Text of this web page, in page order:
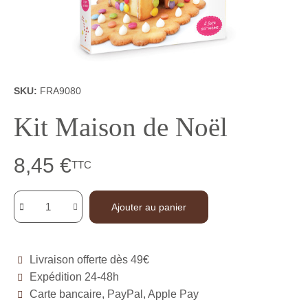
SKU FRA9080
Kit Maison de Noël
8,45 €TTC
Ajouter au panier
Livraison offerte dès 49€
Expédition 24-48h
Carte bancaire, PayPal, Apple Pay